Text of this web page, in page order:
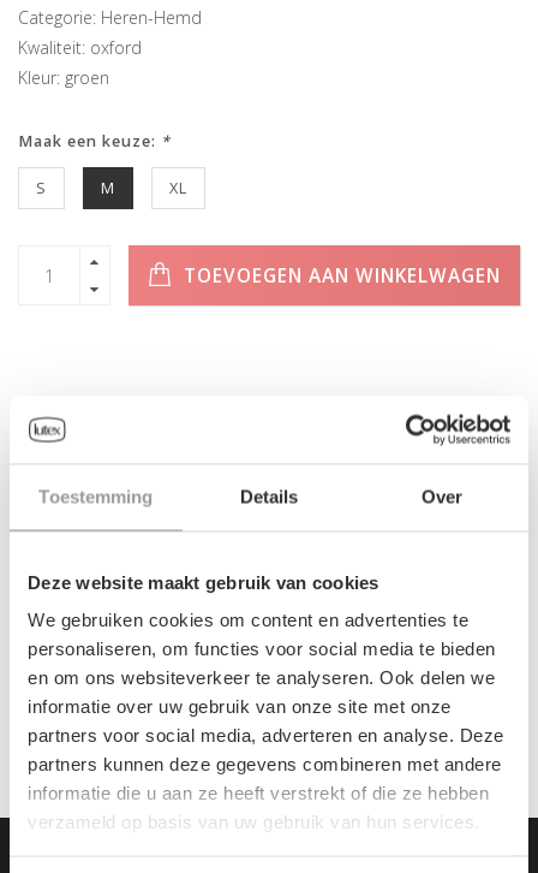
Toestemming Details Over
Deze website maakt gebruik van cookies
We gebruiken cookies om content en advertenties te
personaliseren, om functies voor social media te bieden
en om ons websiteverkeer te analyseren. Ook delen we
informatie over uw gebruik van onze site met onze
partners voor social media, adverteren en analyse. Deze
partners kunnen deze gegevens combineren met andere
informatie die u aan ze heeft verstrekt of die ze hebben
verzameld op basis van uw gebruik van hun services.
Categorie: Heren-Hemd
Kwaliteit: oxford
Kleur: groen
Maak een keuze: *
S M XL
TOEVOEGEN AAN WINKELWAGEN
Geen informatie gevonden
710953704014
Nog niet gewaardeerd
0 sterren op basis van 0 beoordelingen
JE BEOORDELING TOEVOEGEN